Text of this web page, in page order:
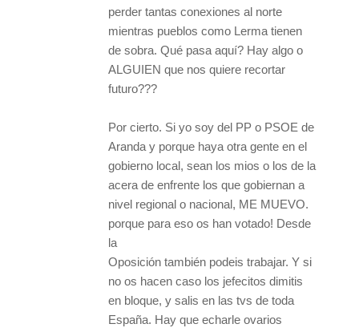
perder tantas conexiones al norte
mientras pueblos como Lerma tienen
de sobra. Qué pasa aquí? Hay algo o
ALGUIEN que nos quiere recortar
futuro???
Por cierto. Si yo soy del PP o PSOE de
Aranda y porque haya otra gente en el
gobierno local, sean los mios o los de la
acera de enfrente los que gobiernan a
nivel regional o nacional, ME MUEVO.
porque para eso os han votado! Desde
la
Oposición también podeis trabajar. Y si
no os hacen caso los jefecitos dimitis
en bloque, y salis en las tvs de toda
España. Hay que echarle ovarios